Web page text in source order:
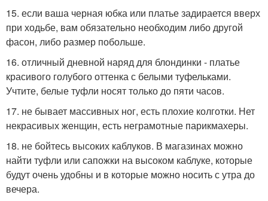
15. если ваша черная юбка или платье задирается вверх
при ходьбе, вам обязательно необходим либо другой
фасон, либо размер побольше.
16. отличный дневной наряд для блондинки - платье
красивого голубого оттенка с белыми туфельками.
Учтите, белые туфли носят только до пяти часов.
17. не бывает массивных ног, есть плохие колготки. Нет
некрасивых женщин, есть неграмотные парикмахеры.
18. не бойтесь высоких каблуков. В магазинах можно
найти туфли или сапожки на высоком каблуке, которые
будут очень удобны и в которые можно носить с утра до
вечера.